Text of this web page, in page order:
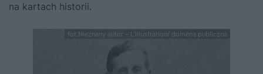
na kartach historii.
fot.Nieznany autor – L’Illustration/ domena publiczna